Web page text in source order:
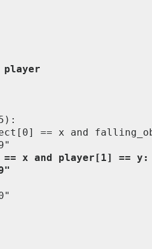
player
x and player[1] == y: